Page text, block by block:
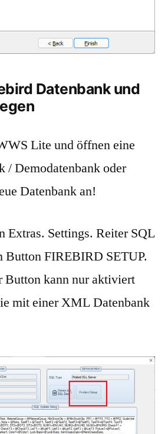
Datenbank und
Lite und öffnen eine
/ Demodatenbank oder
Datenbank an!
Extras. Settings. Reiter SQL
Button FIREBIRD SETUP.
Button kann nur aktiviert
mit einer XML Datenbank